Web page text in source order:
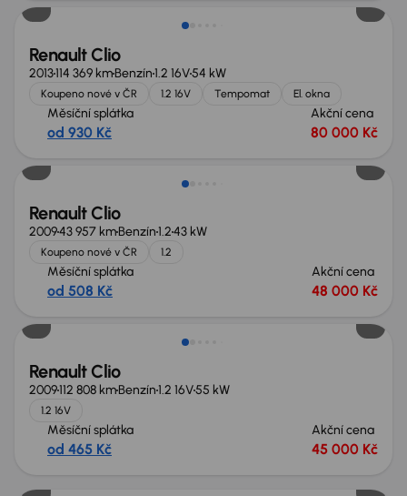
Renault Clio
2013114 369 kmBenzín1.2 16V54 kW
Koupeno nové v ČR 1.2 16V Tempomat El. okna
Měsíční splátka
od 930 Kč
Akční cena
80 000 Kč
Renault Clio
200943 957 kmBenzín1.243 kW
Koupeno nové v ČR 1.2
Měsíční splátka
od 508 Kč
Akční cena
48 000 Kč
Renault Clio
2009112 808 kmBenzín1.2 16V55 kW
1.2 16V
Měsíční splátka
od 465 Kč
Akční cena
45 000 Kč